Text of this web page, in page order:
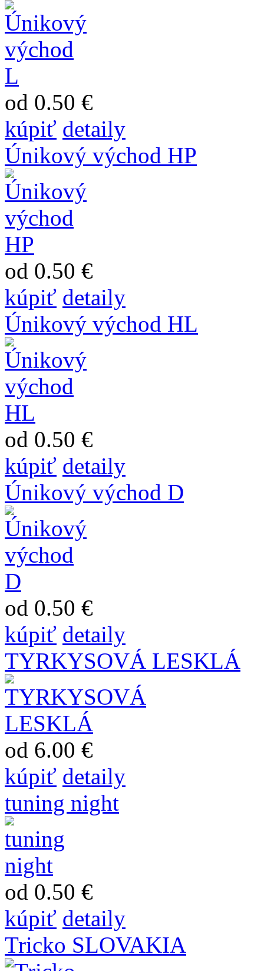
od 0.50 €
kúpiť detaily
Únikový východ HP
od 0.50 €
kúpiť detaily
Únikový východ HL
od 0.50 €
kúpiť detaily
Únikový východ D
od 0.50 €
kúpiť detaily
TYRKYSOVÁ LESKLÁ
od 6.00 €
kúpiť detaily
tuning night
od 0.50 €
kúpiť detaily
Tricko SLOVAKIA